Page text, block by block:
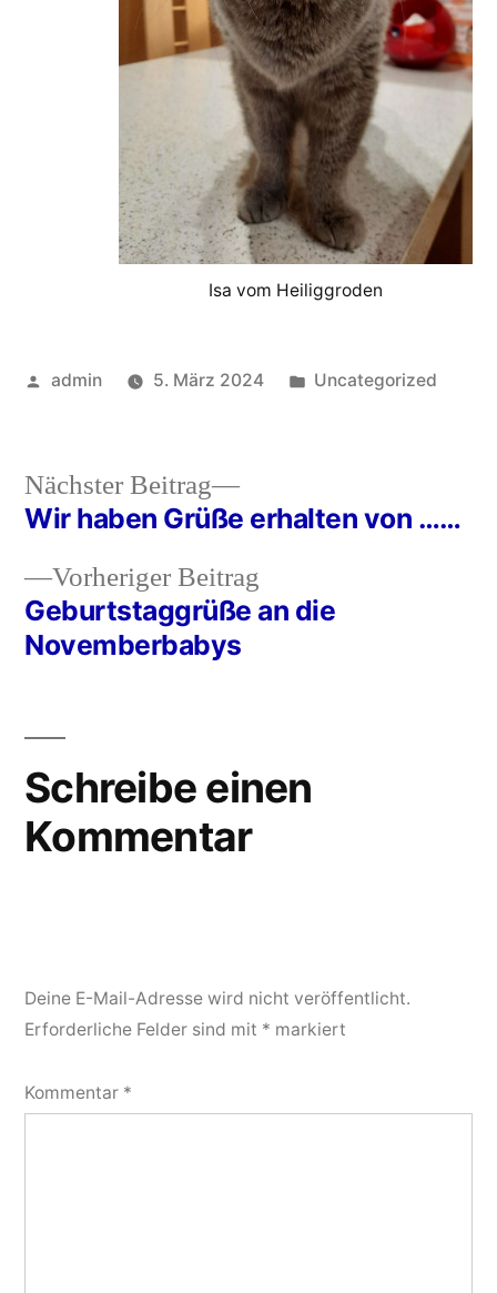
Isa vom Heiliggroden
Veröffentlicht
admin 5. März 2024
Veröffentlicht
Uncategorized
Beitragsnavigation
Vorheriger Beitrag
Beitrag:
Geburtstaggrüße an die
Novemberbabys
Nächster Beitrag
Nächster
Beitrag:
Wir haben Grüße erhalten von ……
Schreibe einen
Kommentar
Deine E-Mail-Adresse wird nicht veröffentlicht.
Erforderliche Felder sind mit * markiert
Kommentar *